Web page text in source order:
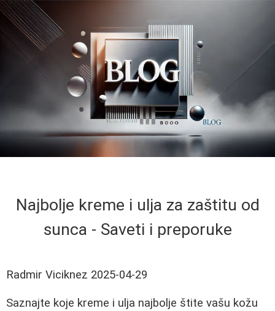
Najbolje kreme i ulja za zaštitu od
sunca - Saveti i preporuke
Radmir Viciknez 2025-04-29
Saznajte koje kreme i ulja najbolje štite vašu kožu